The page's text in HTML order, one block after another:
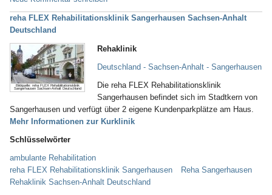
reha FLEX Rehabilitationsklinik Sangerhausen Sachsen-Anhalt
Deutschland
Bildquelle: reha FLEX Rehabilitationsklinik
Sangerhausen Sachsen-Anhalt Deutschland
Rehaklinik
Deutschland - Sachsen-Anhalt - Sangerhausen
Die reha FLEX Rehabilitationsklinik
Sangerhausen befindet sich im Stadtkern von
Sangerhausen und verfügt über 2 eigene Kundenparkplätze am Haus.
Mehr Informationen zur Kurklinik
Schlüsselwörter
ambulante Rehabilitation
reha FLEX Rehabilitationsklinik Sangerhausen
Reha Sangerhausen
Rehaklinik Sachsen-Anhalt Deutschland